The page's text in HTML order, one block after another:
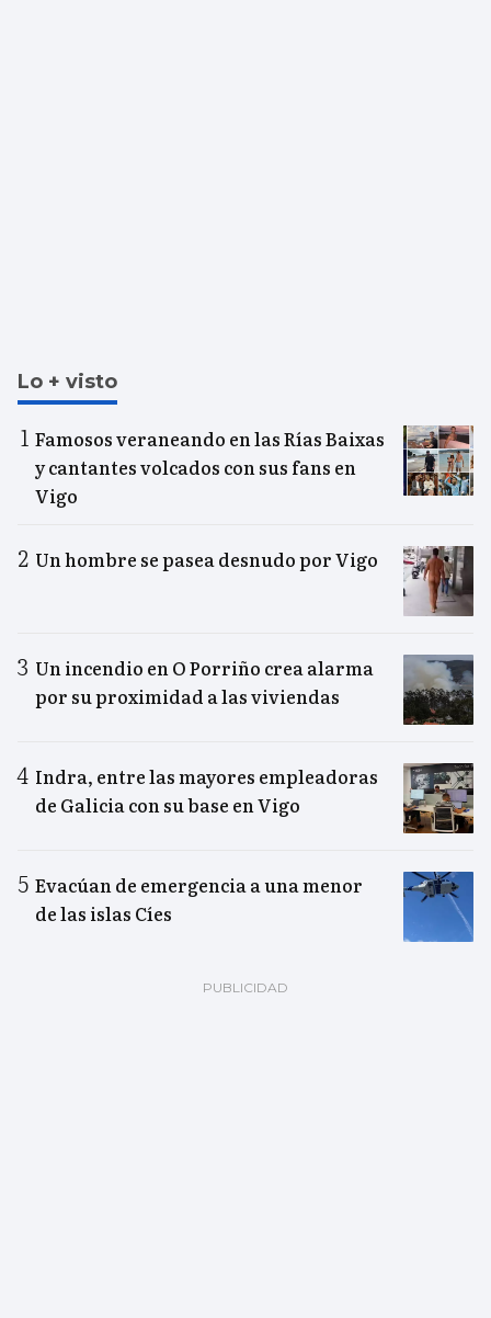
Lo + visto
Famosos veraneando en las Rías Baixas
y cantantes volcados con sus fans en
Vigo
Un hombre se pasea desnudo por Vigo
Un incendio en O Porriño crea alarma
por su proximidad a las viviendas
Indra, entre las mayores empleadoras
de Galicia con su base en Vigo
Evacúan de emergencia a una menor
de las islas Cíes